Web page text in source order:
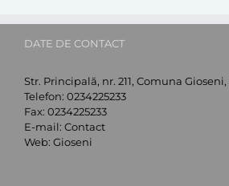
DATE DE CONTACT
Str. Principală, nr. 211, Comuna
Telefon: 0234225233
Fax: 0234225233
E-mail: Contact
Web: Gioseni